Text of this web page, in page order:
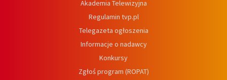
Akademia Telewizyjna
Regulamin tvp.pl
Telegazeta ogłoszenia
Informacje o nadawcy
Konkursy
Zgłoś program (ROPAT)